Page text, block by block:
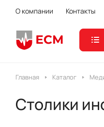
О компании Контакты
Главная Каталог
Столики